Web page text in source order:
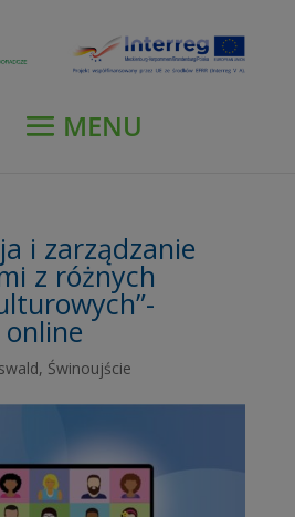
i zarządzanie
z różnych
, Świnoujście